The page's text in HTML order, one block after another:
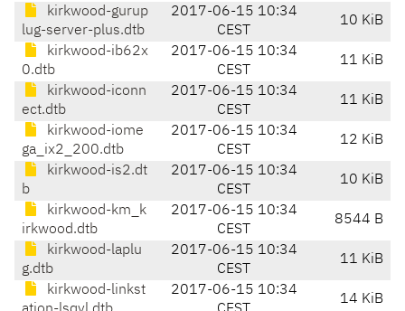
kirkwood-gurup
lug-server-plus.dtb
2017-06-15 10:34
CEST
10 KiB
kirkwood-ib62x
0.dtb
2017-06-15 10:34
CEST
11 KiB
kirkwood-iconn
ect.dtb
2017-06-15 10:34
CEST
11 KiB
kirkwood-iome
ga_ix2_200.dtb
2017-06-15 10:34
CEST
12 KiB
kirkwood-is2.dt
b
2017-06-15 10:34
CEST
10 KiB
kirkwood-km_k
irkwood.dtb
2017-06-15 10:34
CEST
8544 B
kirkwood-laplu
g.dtb
2017-06-15 10:34
CEST
11 KiB
kirkwood-linkst
2017-06-15 10:34
14 KiB